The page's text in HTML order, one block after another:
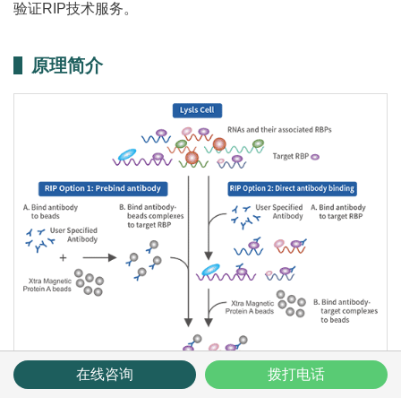
验证RIP技术服务。
原理简介
在线咨询 拨打电话